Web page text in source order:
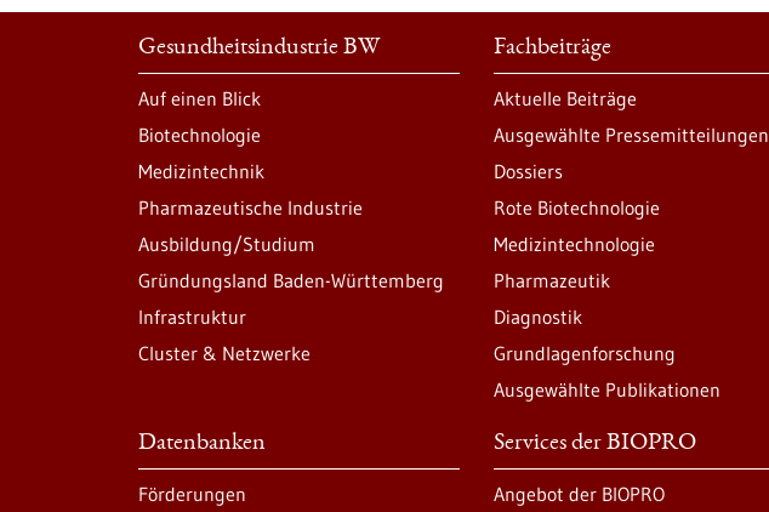
Gesundheitsindustrie BW
Auf einen Blick
Biotechnologie
Medizintechnik
Pharmazeutische Industrie
Ausbildung/Studium
Gründungsland Baden-Württemberg
Infrastruktur
Cluster & Netzwerke
Fachbeiträge
Aktuelle Beiträge
Ausgewählte Pressemitteilungen
Dossiers
Rote Biotechnologie
Medizintechnologie
Pharmazeutik
Diagnostik
Grundlagenforschung
Ausgewählte Publikationen
Datenbanken
Förderungen
Services der BIOPRO
Angebot der BIOPRO